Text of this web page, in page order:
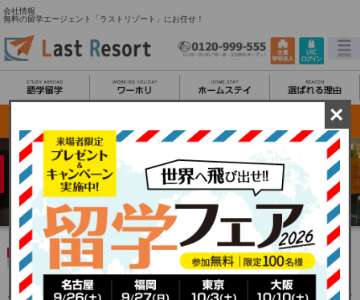
会社情報
無料の留学エージェント「ラストリゾート」にお任せ！
×
会社情報
「最後の切り札」という意味から命名されたラストリゾート。
さまざまな状況を切り抜け、挑戦するあなたの人生を応援します。
ラストリゾートは、
あなたの「最後の切り札」です。
「最後の切り札」という意味から命名されたラストリゾート。
さまざまな不安をかかえながら、勇気を持って海外へ飛び立とうとする人、あきらめの生き方を